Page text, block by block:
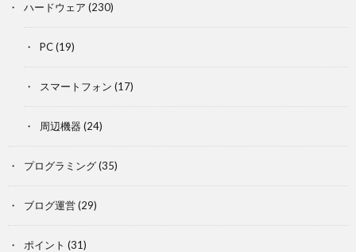
ハードウェア (230)
PC(19)
スマートフォン (17)
周辺機器 (24)
プログラミング(35)
ブログ運営(29)
ポイント (31)